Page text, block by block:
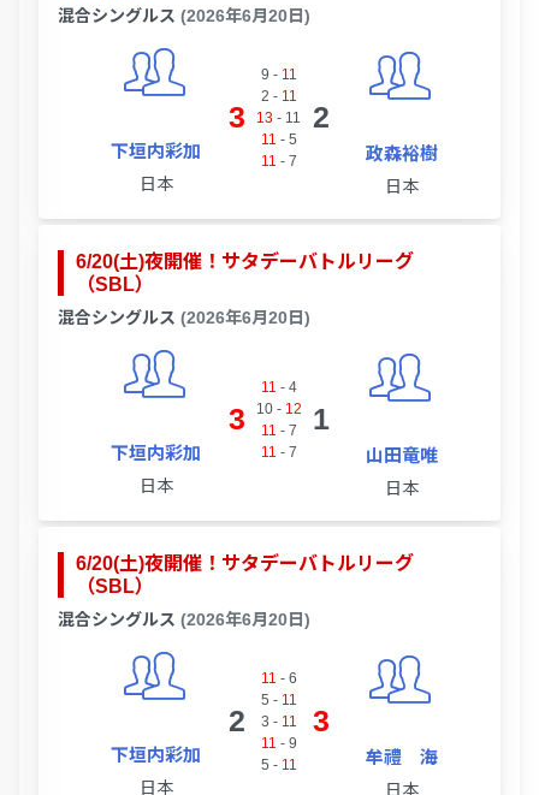
混合シングルス (2026年6月20日)
下垣内彩加
日本
3
9 - 11
2 - 11
13 - 11
11 - 5
11 - 7
2
政森裕樹
日本
6/20(土)夜開催！サタデーバトルリーグ
（SBL）
混合シングルス (2026年6月20日)
下垣内彩加
日本
3
11 - 4
10- 12
11 - 7
11 - 7
1
山田竜唯
日本
6/20(土)夜開催！サタデーバトルリーグ
（SBL）
混合シングルス (2026年6月20日)
下垣内彩加
日本
2
11 - 6
5 - 11
3 - 11
11 - 9
5 - 11
3
牟禮 海
日本